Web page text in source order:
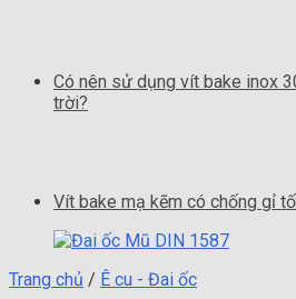
Có nên sử dụng vít bake inox
trời?
Vít bake mạ kẽm có chống gỉ
Trang chủ / Ê cu - Đai ốc